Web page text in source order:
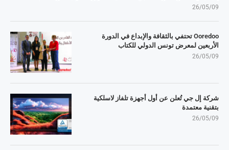
26/05/09
Ooredoo تحتفي بالثقافة والإبداع في الدورة
الأربعين لمعرض تونس الدولي للكتاب
26/05/09
شركة إل جي تُعلن عن أول أجهزة تلفاز لاسلكية
بتقنية معتمدة
26/05/09